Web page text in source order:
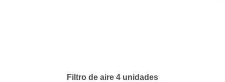
Filtro de aire 4 unidades